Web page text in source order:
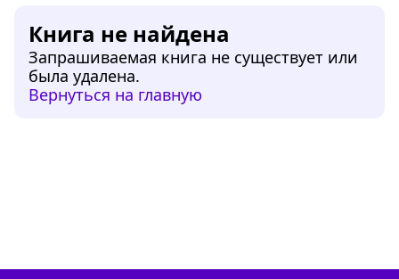
Книга не найдена
Запрашиваемая книга не существует или
была удалена.
Вернуться на главную